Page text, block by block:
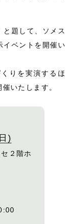
と題して、ソメス
イベントを開催い
りを実演するほ
いたします。
)
２階ホ